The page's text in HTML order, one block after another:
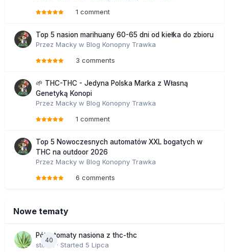
1 comment
Top 5 nasion marihuany 60-65 dni od kiełka do zbioru
Przez Macky w Blog Konopny Trawka
3 comments
🌱 THC-THC - Jedyna Polska Marka z Własną
Genetyką Konopi
Przez Macky w Blog Konopny Trawka
1 comment
Top 5 Nowoczesnych automatów XXL bogatych w
THC na outdoor 2026
Przez Macky w Blog Konopny Trawka
6 comments
Nowe tematy
40
Półautomaty nasiona z thc-thc
stix33 · Started 5 Lipca